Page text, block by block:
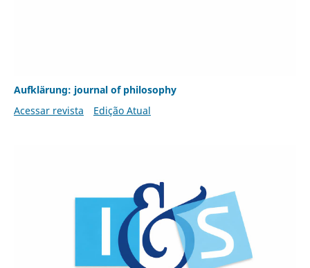
Aufklärung: journal of philosophy
Acessar revista
Edição Atual